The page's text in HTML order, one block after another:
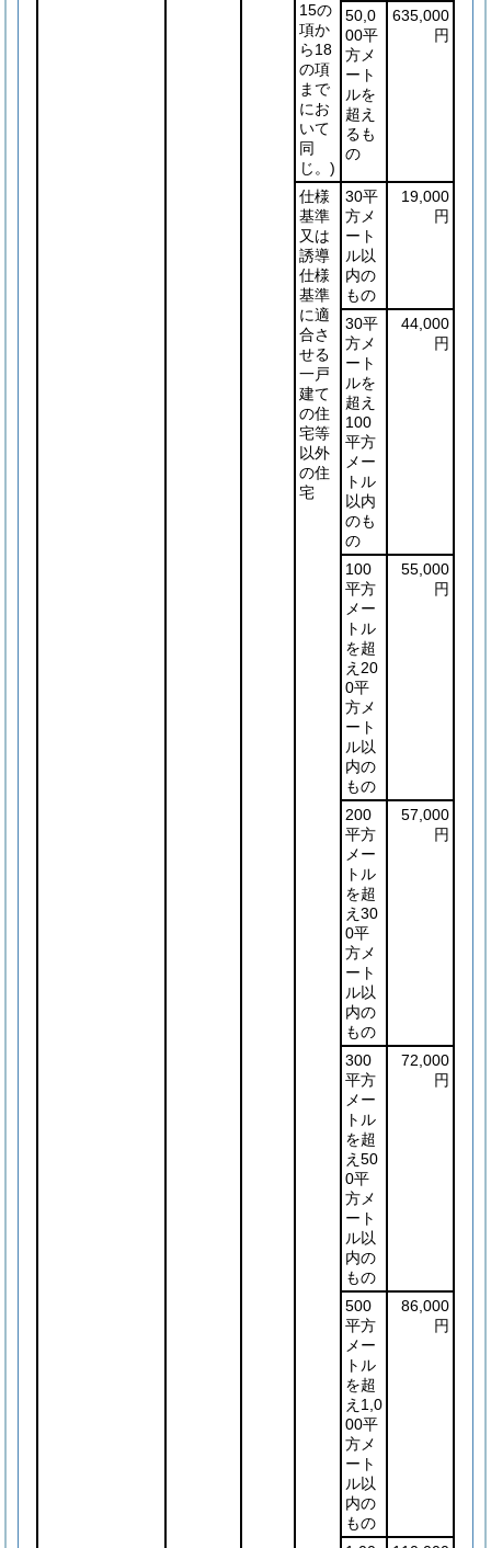
15の
項か
ら18
の項
まで
にお
いて
同
じ。)
50,0
00平
方メ
ート
ルを
超え
るも
の
635,000
円
仕様
基準
又は
誘導
仕様
基準
に適
合さ
せる
一戸
建て
の住
宅等
以外
の住
宅
30平
方メ
ート
ル以
内の
もの
19,000
円
30平
方メ
ート
ルを
超え
100
平方
メー
トル
以内
のも
の
44,000
円
100
平方
メー
トル
を超
え20
0平
方メ
ート
ル以
内の
もの
55,000
円
200
平方
メー
トル
を超
え30
0平
方メ
ート
ル以
内の
もの
57,000
円
300
平方
メー
トル
を超
え50
0平
方メ
ート
ル以
内の
もの
72,000
円
500
平方
メー
トル
を超
え1,0
00平
方メ
ート
ル以
内の
もの
86,000
円